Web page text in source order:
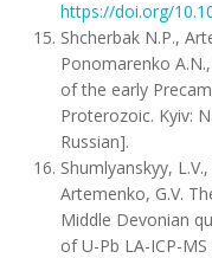
https://doi.org/
Shcherbak N.P.,
Ponomarenko
of the early
Proterozoic. Kyiv:
Russian].
Shumlyanskyy,
Artemenko, G.V.
Middle Devonian
of U-Pb LA-ICP-